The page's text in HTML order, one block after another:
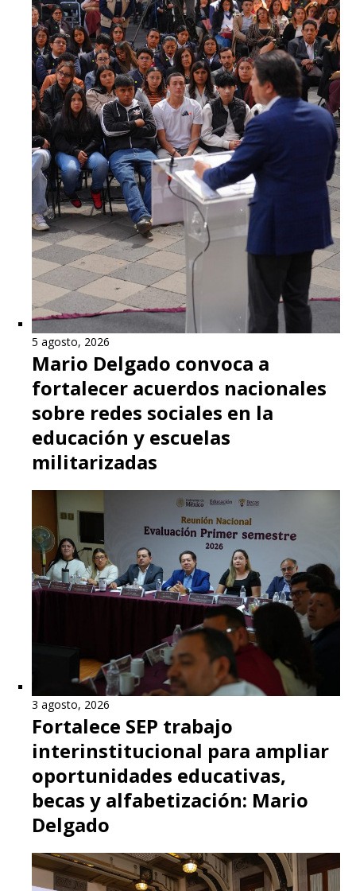
5 agosto, 2026
Mario Delgado convoca a
fortalecer acuerdos nacionales
sobre redes sociales en la
educación y escuelas
militarizadas
3 agosto, 2026
Fortalece SEP trabajo
interinstitucional para ampliar
oportunidades educativas,
becas y alfabetización: Mario
Delgado